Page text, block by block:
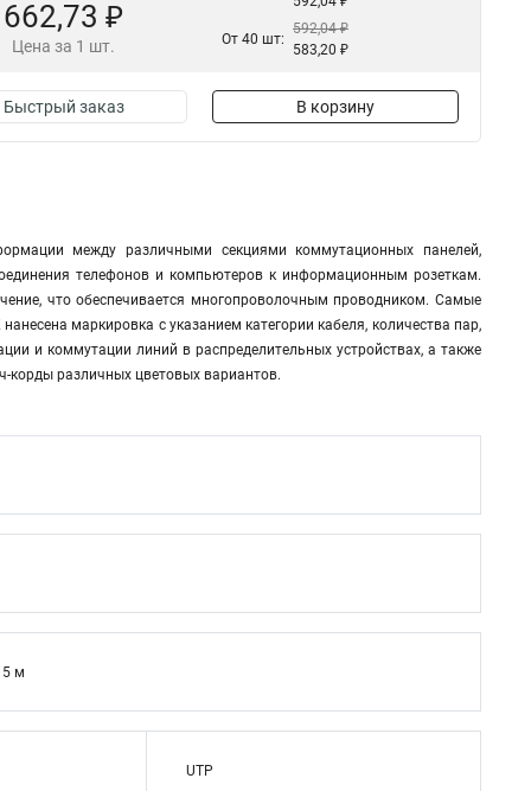
662,73 ₽
Цена за 1 шт. От 40 шт:
592,04 ₽
583,20 ₽
Быстрый заказ В корзину
между различными секциями коммутационных панелей,
телефонов и компьютеров к информационным розеткам.
что обеспечивается многопроволочным проводником. Самые
маркировка с указанием категории кабеля, количества пар,
и коммутации линий в распределительных устройствах, а также
корды различных цветовых вариантов.
5 м
UTP